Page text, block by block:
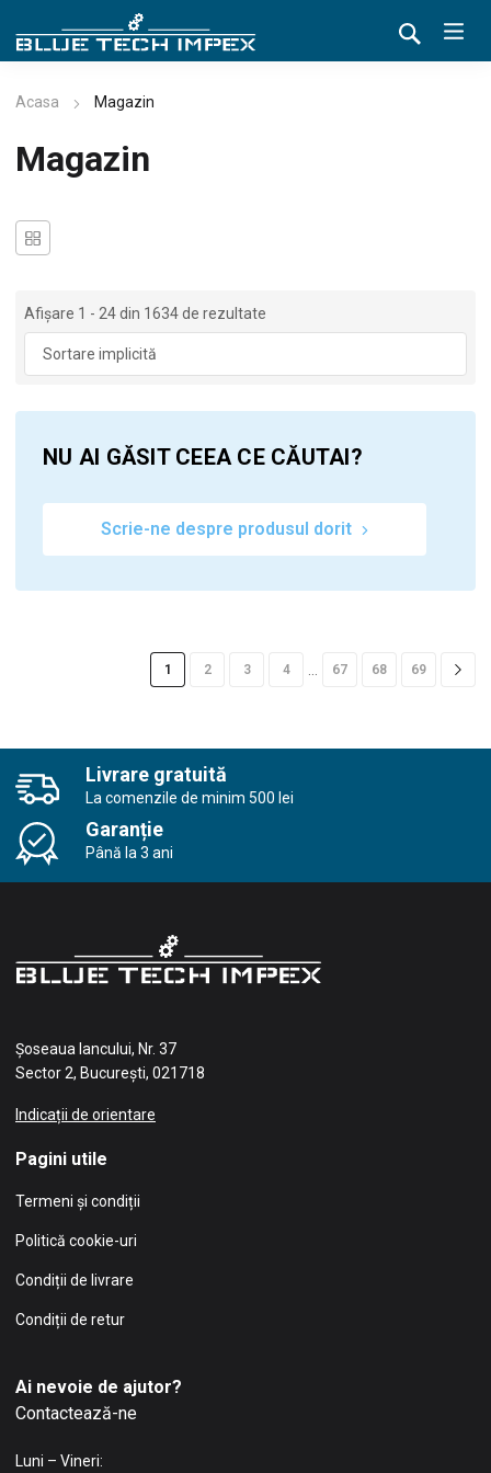
Acasa Magazin
Magazin
Afișare 1 - 24 din 1634 de rezultate
NU AI GĂSIT CEEA CE CĂUTAI?
Scrie-ne despre produsul dorit
1 2 3 4 … 67 68 69
Livrare gratuită
La comenzile de minim 500 lei
Garanție
Până la 3 ani
Șoseaua Iancului, Nr. 37
Sector 2, București, 021718
Indicații de orientare
Pagini utile
Termeni și condiții
Politică cookie-uri
Condiții de livrare
Condiții de retur
Ai nevoie de ajutor?
Contactează-ne
Luni – Vineri: